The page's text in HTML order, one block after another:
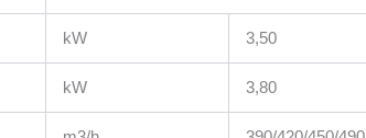
kW 3,50
kW 3,80